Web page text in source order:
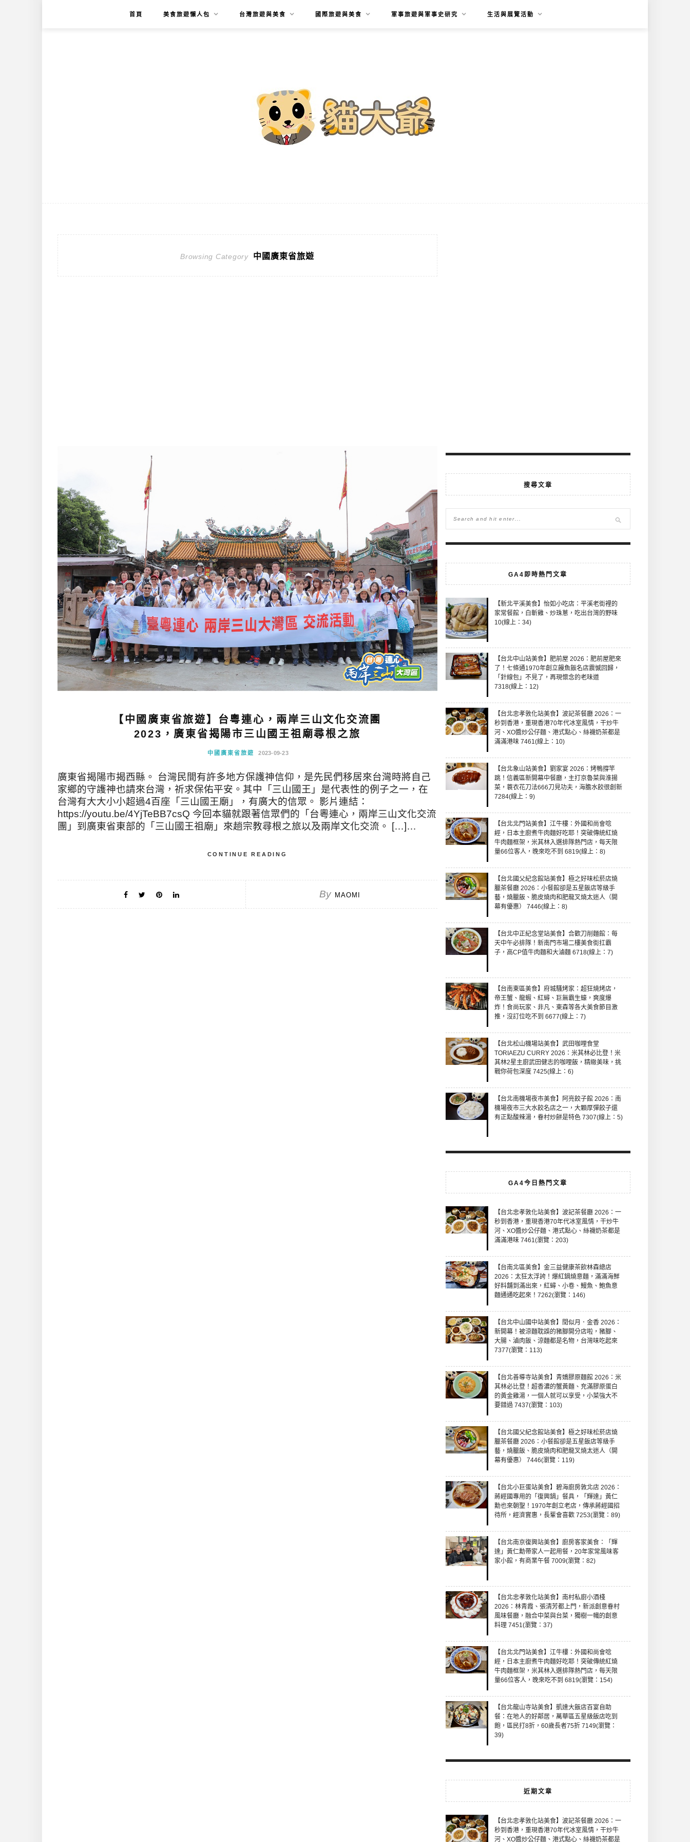
首頁 美食旅遊懶人包 台灣旅遊與美食 國際旅遊與美食 軍事旅遊與軍事史研究 生活與展覽活動
Browsing Category 中國廣東省旅遊
【中國廣東省旅遊】台粵連心，兩岸三山文化交流團
2023，廣東省揭陽市三山國王祖廟尋根之旅
中國廣東省旅遊 2023-09-23
廣東省揭陽市揭西縣。 台灣民間有許多地方保護神信仰，是先民們移居來台灣時將自己
家鄉的守護神也請來台灣，祈求保佑平安。其中「三山國王」是代表性的例子之一，在
台灣有大大小小超過4百座「三山國王廟」，有廣大的信眾。 影片連結：
https://youtu.be/4YjTeBB7csQ 今回本貓就跟著信眾們的「台粵連心，兩岸三山文化交流
團」到廣東省東部的「三山國王祖廟」來趟宗教尋根之旅以及兩岸文化交流。 […]…
CONTINUE READING
By MAOMI
搜尋文章
GA4即時熱門文章
【新北平溪美食】怡如小吃店：平溪老街裡的
家常餐館，白斬雞、炒珠蔥，吃出台灣的野味
10(線上：34)
【台北中山站美食】肥前屋 2026：肥前屋肥來
了！七條通1970年創立饅魚飯名店震憾回歸，
「針線包」不見了，再現懷念的老味道
7318(線上：12)
【台北忠孝敦化站美食】波記茶餐廳 2026：一
秒到香港，重現香港70年代冰室風情，干炒牛
河、XO醬炒公仔麵、港式點心、絲襪奶茶都是
滿滿港味 7461(線上：10)
【台北象山站美食】劉家宴 2026：烤鴨撐竿
跳！信義區新開幕中餐廳，主打京魯菜與淮揚
菜，蓑衣花刀法666刀見功夫，海膽水餃很創新
7284(線上：9)
【台北北門站美食】江牛樓：外國和尚會唸
經，日本主廚煮牛肉麵好吃耶！突破傳統紅燒
牛肉麵框架，米其林入選排隊熱門店，每天限
量66位客人，晚來吃不到 6819(線上：8)
【台北國父紀念館站美食】極之好味松菸店燒
臘茶餐廳 2026：小餐館卻是五星飯店等級手
藝，燒臘飯、脆皮燒肉和肥龍叉燒太迷人（開
幕有優惠） 7446(線上：8)
【台北中正紀念堂站美食】合歡刀削麵館：每
天中午必排隊！新南門市場二樓美食街扛霸
子，高CP值牛肉麵和大滷麵 6718(線上：7)
【台南東區美食】府城騷烤家：超狂燒烤店，
帝王蟹、龍蝦、紅蟳、巨無霸生蠔，爽度爆
炸！食尚玩家、非凡、東森等各大美食節目激
推，沒訂位吃不到 6677(線上：7)
【台北松山機場站美食】武田咖哩食堂
TORIAEZU CURRY 2026：米其林必比登！米
其林2星主廚武田健志的咖哩飯，精緻美味，挑
戰你荷包深度 7425(線上：6)
【台北南機場夜市美食】阿亮餃子館 2026：南
機場夜市三大水餃名店之一，大顆厚彈餃子還
有正點酸辣湯，眷村炒餅是特色 7307(線上：5)
GA4今日熱門文章
【台北忠孝敦化站美食】波記茶餐廳 2026：一
秒到香港，重現香港70年代冰室風情，干炒牛
河、XO醬炒公仔麵、港式點心、絲襪奶茶都是
滿滿港味 7461(瀏覽：203)
【台南北區美食】金三益健康茶飲林森總店
2026：太狂太浮誇！爆紅鍋燒意麵，滿滿海鮮
好料舖到滿出來，紅蟳、小卷、鰻魚、鮑魚意
麵通通吃起來！7262(瀏覽：146)
【台北中山國中站美食】閏似月．金香 2026：
新開幕！被涼麵耽誤的豬腳開分店啦，豬腳、
大腸、滷肉飯、涼麵都是名物，台灣味吃起來
7377(瀏覽：113)
【台北善導寺站美食】青嬌膠原麵館 2026：米
其林必比登！超香濃的蟹黃麵、充滿膠原蛋白
的黃金雞湯，一個人就可以享受，小菜強大不
要錯過 7437(瀏覽：103)
【台北國父紀念館站美食】極之好味松菸店燒
臘茶餐廳 2026：小餐館卻是五星飯店等級手
藝，燒臘飯、脆皮燒肉和肥龍叉燒太迷人（開
幕有優惠） 7446(瀏覽：119)
【台北小巨蛋站美食】碧海廚房敦北店 2026：
蔣經國專用的「復興鍋」餐具，「輝達」黃仁
勳也來朝聖！1970年創立老店，傳承蔣經國招
待所，經濟實惠，長輩會喜歡 7253(瀏覽：89)
【台北南京復興站美食】廚房客家美食：「輝
達」黃仁勳帶家人一起用餐，20年家常風味客
家小館，有商業午餐 7009(瀏覽：82)
【台北忠孝敦化站美食】南村私廚小酒棧
2026：林青霞、張清芳都上門，新派創意眷村
風味餐廳，融合中菜與台菜，獨樹一幟的創意
料理 7451(瀏覽：37)
【台北北門站美食】江牛樓：外國和尚會唸
經，日本主廚煮牛肉麵好吃耶！突破傳統紅燒
牛肉麵框架，米其林入選排隊熱門店，每天限
量66位客人，晚來吃不到 6819(瀏覽：154)
【台北龍山寺站美食】凱達大飯店百宴自助
餐：在地人的好鄰居，萬華區五星級飯店吃到
飽，區民打8折，60歲長者75折 7149(瀏覽：
39)
近期文章
【台北忠孝敦化站美食】波記茶餐廳 2026：一
秒到香港，重現香港70年代冰室風情，干炒牛
河、XO醬炒公仔麵、港式點心、絲襪奶茶都是